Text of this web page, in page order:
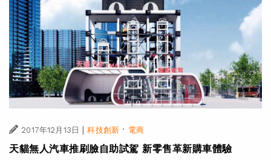
2017年12月13日 科技創新 · 電商
天貓無人汽車推刷臉自助試駕 新零售革新購車體驗